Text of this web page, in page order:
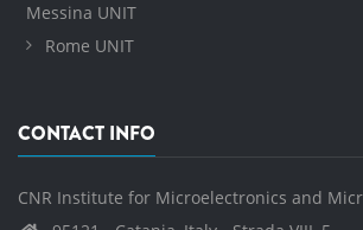
Messina UNIT
Rome UNIT
CONTACT INFO
CNR Institute for Microelectronics and